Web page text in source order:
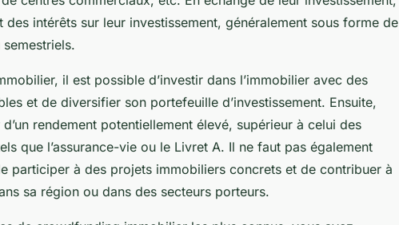
des intérêts sur leur investissement, généralement sous forme de
il est possible d’investir dans l’immobilier avec des
et de diversifier son portefeuille d’investissement. Ensuite,
rendement potentiellement élevé, supérieur à celui des
que l’assurance-vie ou le Livret A. Il ne faut pas également
participer à des projets immobiliers concrets et de contribuer à
sa région ou dans des secteurs porteurs.